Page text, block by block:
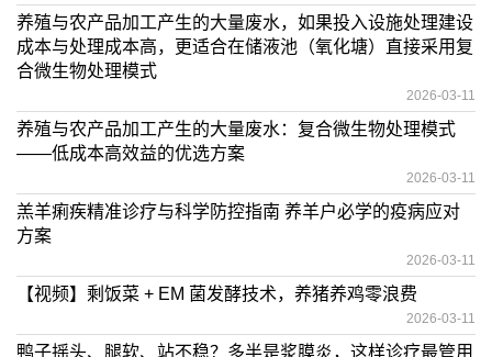
养殖与农产品加工产生的大量废水，如果投入设施处理建设
成本与处理成本高，更适合在储液池（氧化塘）直接采用复
合微生物处理模式
2026-03-11
养殖与农产品加工产生的大量废水：复合微生物处理模式
——低成本高效益的优选方案
2026-03-11
羔羊痢疾精准诊疗与科学防控指南 养羊户必学的疫病应对
方案
2026-03-11
【视频】剩饭菜 + EM 菌发酵技术，养猪养鸡零浪费
2026-03-11
鸭子摇头、腿软、站不稳？多半是浆膜炎，这样诊疗最管用